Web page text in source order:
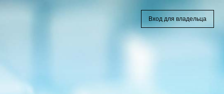
Вход для владельца